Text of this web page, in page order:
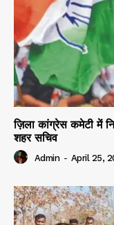
ज़िला कांग्रेस कमेटी में
शहर सचिव
Admin - April 25,